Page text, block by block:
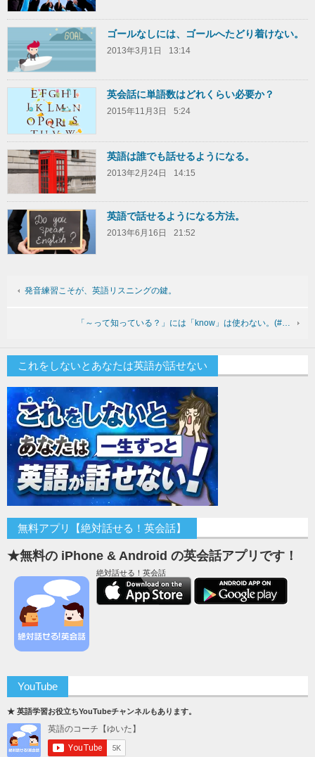
ゴールなしには、ゴールへたどり着けない。
2013年3月1日 13:14
英会話に単語数はどれくらい必要か？
2015年11月3日 5:24
英語は誰でも話せるようになる。
2013年2月24日 14:15
英語で話せるようになる方法。
2013年6月16日 21:52
発音練習こそが、英語リスニングの鍵。
「～って知っている？」には「know」は使わない。(#…
これをしないとあなたは英語が話せない
無料アプリ【絶対話せる！英会話】
★無料の iPhone & Android の英会話アプリです！
絶対話せる！英会話
YouTube
★ 英語学習お役立ちYouTubeチャンネルもあります。